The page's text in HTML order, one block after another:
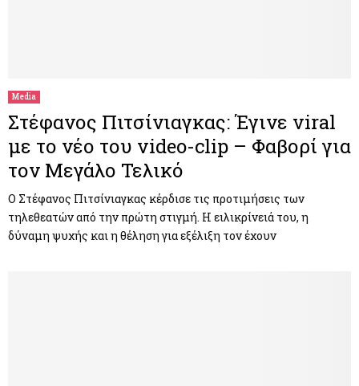
Media
Στέφανος Πιτσίνιαγκας: Έγινε viral
με το νέο του video-clip – Φαβορί για
τον Μεγάλο Τελικό
Ο Στέφανος Πιτσίνιαγκας κέρδισε τις προτιμήσεις των
τηλεθεατών από την πρώτη στιγμή. Η ειλικρίνειά του, η
δύναμη ψυχής και η θέληση για εξέλιξη τον έχουν